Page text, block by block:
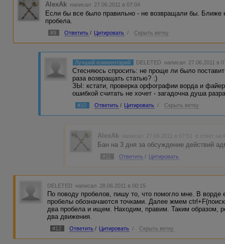
AlexAk написал 27.06.2011 в 07:04
Если бы все было правильно - не возвращали бы. Ближе
пробела.
#9 Ответить / Цитировать / Скрыть ветку
Лучший комментарий DELETED написал 27.06.2011 в
Стесняюсь спросить: не проще ли было
раза возвращать статью? :)
ЗЫ: кстати, проверка орфографии ворда и
ошибкой считать не хочет - загадочна душа
#10 Ответить / Цитировать / Скрыть ветку
AlexAk написал 27.06.2011 в 07:51 в ответ на
Бан на 3 дня за обсуждение действий
#11 Ответить / Цитировать
DELETED написал 28.06.2011 в 00:15
По поводу пробелов, пишу то, что помогло мне. В ворде
пробелы обозначаются точками. Далее жмем
два пробела и ищем. Находим, правим. Таким образом,
два движения.
#12 Ответить / Цитировать / Скрыть ветку